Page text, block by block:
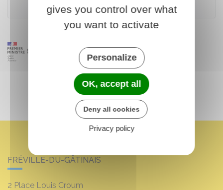
FRÉVILLE-DU-GÂTINAIS
2 Place Louis Croum
gives you control over what
you want to activate
Personalize
OK, accept all
Deny all cookies
Privacy policy